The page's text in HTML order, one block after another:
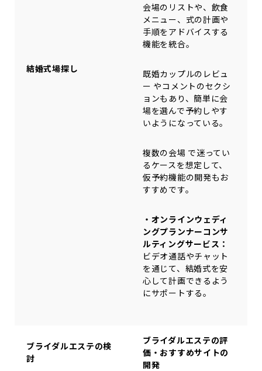
結婚式場探し
会場のリストや、飲食
メニュー、式の計画や
手順をアドバイスする
機能を統合。
既婚カップルのレビュ
ー やコメントのセクシ
ョンもあり、簡単に会
場を選んで予約しやす
いようになっている。
複数の会場 で迷ってい
るケースを想定して、
仮予約機能の開発もお
すすめです。
・オンラインウェディ
ングプランナーコンサ
ルティングサービス：
ビデオ通話やチャット
を通じて、結婚式を安
心して計画できるよう
にサポートする。
ブライダルエステの検
討
ブライダルエステの評
価・おすすめサイトの
開発